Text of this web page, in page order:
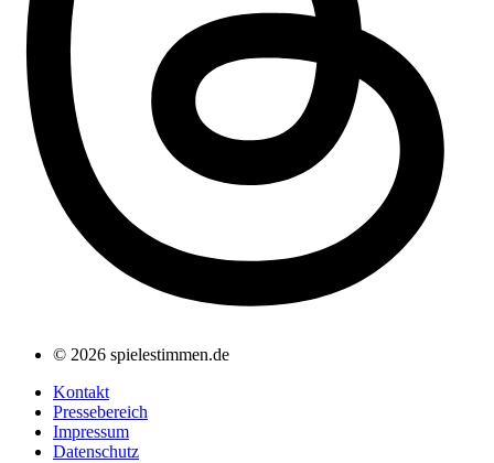
© 2026 spielestimmen.de
Kontakt
Pressebereich
Impressum
Datenschutz